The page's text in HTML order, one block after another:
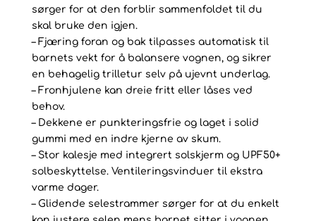
sørger for at den forblir sammenfoldet til du
skal bruke den igjen.
– Fjæring foran og bak tilpasses automatisk til
barnets vekt for å balansere vognen, og sikrer
en behagelig trilletur selv på ujevnt underlag.
– Fronhjulene kan dreie fritt eller låses ved
behov.
– Dekkene er punkteringsfrie og laget i solid
gummi med en indre kjerne av skum.
– Stor kalesje med integrert solskjerm og UPF50+
solbeskyttelse. Ventileringsvinduer til ekstra
varme dager.
– Glidende selestrammer sørger for at du enkelt